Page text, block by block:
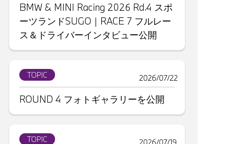
BMW & MINI Racing 2026 Rd.4 スポ
ーツランドSUGO｜RACE 7 フルレー
ス＆ドライバーインタビュー公開
TOPIC 2026/07/22
ROUND 4 フォトギャラリーを公開
TOPIC